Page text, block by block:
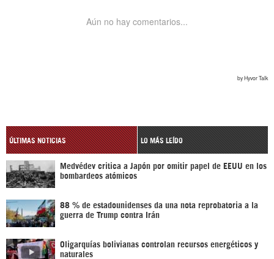
ÚLTIMAS NOTICIAS LO MÁS LEÍDO
Medvédev critica a Japón por omitir papel de EEUU en los
bombardeos atómicos
88 % de estadounidenses da una nota reprobatoria a la
guerra de Trump contra Irán
Oligarquías bolivianas controlan recursos energéticos y
naturales